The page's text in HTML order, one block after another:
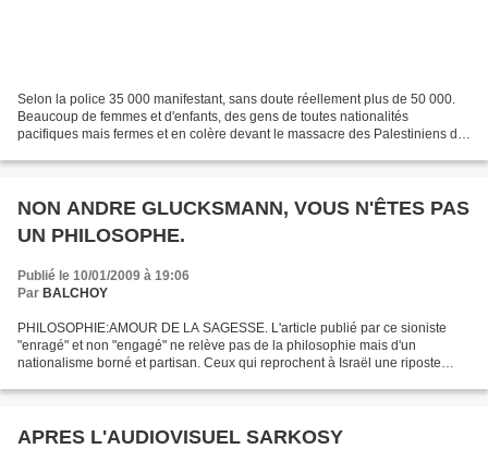
Selon la police 35 000 manifestant, sans doute réellement plus de 50 000.
Beaucoup de femmes et d'enfants, des gens de toutes nationalités
pacifiques mais fermes et en colère devant le massacre des Palestiniens de
NON ANDRE GLUCKSMANN, VOUS N'ÊTES PAS
UN PHILOSOPHE.
Publié le 10/01/2009 à 19:06
Par BALCHOY
PHILOSOPHIE:AMOUR DE LA SAGESSE. L'article publié par ce sioniste
"enragé" et non "engagé" ne relève pas de la philosophie mais d'un
nationalisme borné et partisan. Ceux qui reprochent à Israël une riposte
APRES L'AUDIOVISUEL SARKOSY